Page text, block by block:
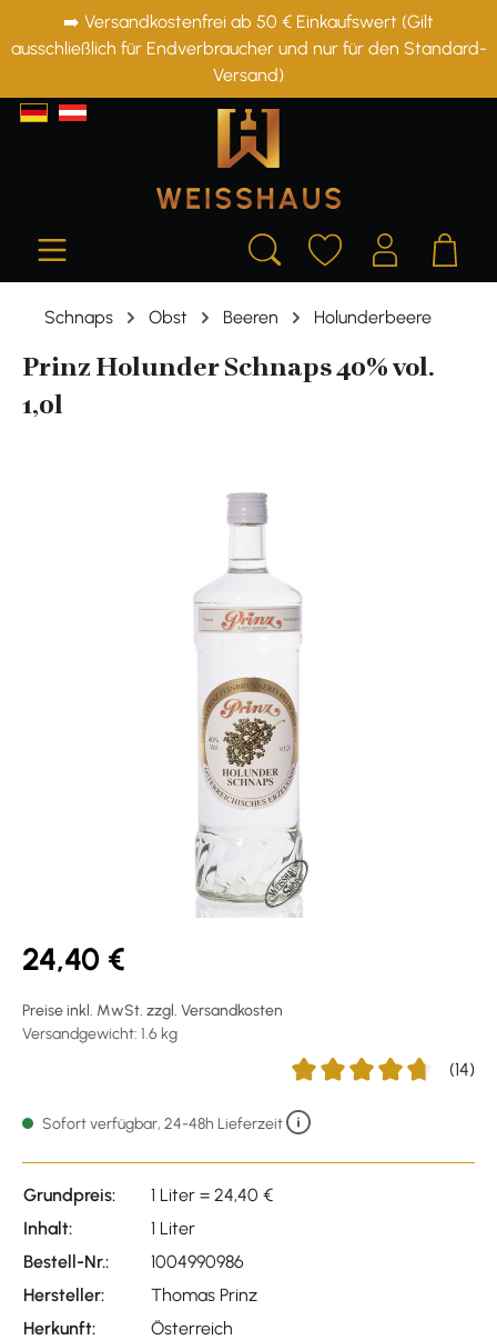
springen
➡️ Versandkostenfrei ab 50 € Einkaufswert (Gilt
ausschließlich für Endverbraucher und nur für den Standard-
Versand)
Schnaps Obst Beeren Holunderbeere
Prinz Holunder Schnaps 40% vol.
1,0l
24,40 €
Preise inkl. MwSt. zzgl. Versandkosten
Versandgewicht: 1.6 kg
(14)
Sofort verfügbar, 24-48h Lieferzeit
Grundpreis:
1 Liter = 24,40 €
Inhalt:
1 Liter
Bestell-Nr.:
1004990986
Hersteller:
Thomas Prinz
Herkunft:
Österreich